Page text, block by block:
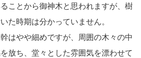
ことから御神木と思われますが、樹
た時期は分かっていません。
はやや細めですが、周囲の木々の中
放ち、堂々とした雰囲気を漂わせて